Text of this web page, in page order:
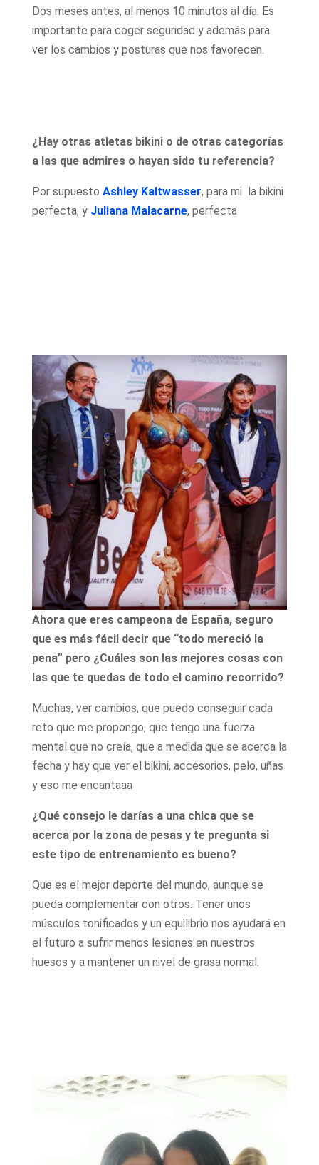
Dos meses antes, al menos 10 minutos al día. Es
importante para coger seguridad y además para
ver los cambios y posturas que nos favorecen.
¿Hay otras atletas bikini o de otras categorías
a las que admires o hayan sido tu referencia?
Por supuesto Ashley Kaltwasser, para mi la bikini
perfecta, y Juliana Malacarne, perfecta
Ahora que eres campeona de España, seguro
que es más fácil decir que “todo mereció la
pena” pero ¿Cuáles son las mejores cosas con
las que te quedas de todo el camino recorrido?
Muchas, ver cambios, que puedo conseguir cada
reto que me propongo, que tengo una fuerza
mental que no creía, que a medida que se acerca la
fecha y hay que ver el bikini, accesorios, pelo, uñas
y eso me encantaaa
¿Qué consejo le darías a una chica que se
acerca por la zona de pesas y te pregunta si
este tipo de entrenamiento es bueno?
Que es el mejor deporte del mundo, aunque se
pueda complementar con otros. Tener unos
músculos tonificados y un equilibrio nos ayudará en
el futuro a sufrir menos lesiones en nuestros
huesos y a mantener un nivel de grasa normal.